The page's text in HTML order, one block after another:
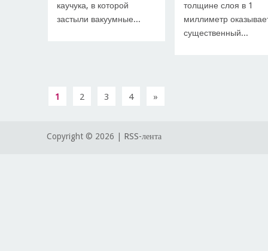
каучука, в которой
застыли вакуумные...
толщине слоя в 1
миллиметр
существенный...
1 2 3 4 »
Copyright © 2026 | RSS-лента